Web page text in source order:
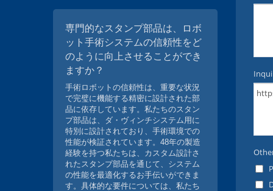
専門的なスタンプ部品は、ロボ
ット手術システムの信頼性をど
のように向上させることができ
ますか？
手術ロボットの信頼性は、重要な状況
で完璧に機能する精密に設計された部
品に依存しています。私たちのスタン
プ部品は、ダ・ヴィンチシステム用に
特別に設計されており、手術環境での
性能が検証されています。48年の製造
経験を持つ私たちは、カスタム設計さ
れたスタンプ部品を通じて、システム
の性能を最適化するお手伝いができま
す。具体的な要件については、私たち